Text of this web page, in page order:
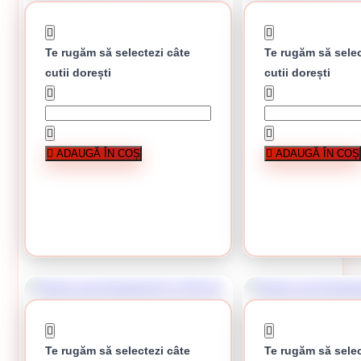
Surub cap hexagonal 5 x 40 mm
0.32 Lei / bucati
Te rugăm să selectezi câte
cutii dorești
ADAUGĂ ÎN COȘ
Surub cap hexagonal 8 x
0.68 Lei / bucati
Te rugăm să
cutii dorești
ADAUGĂ ÎN COȘ
Te rugăm să selectezi câte Te rugăm să